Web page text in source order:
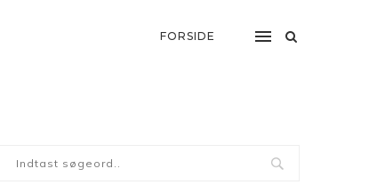
FORSIDE